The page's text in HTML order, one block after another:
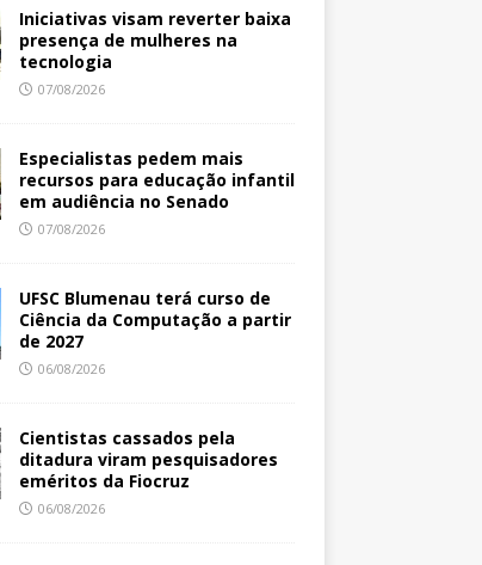
Iniciativas visam reverter baixa
presença de mulheres na
tecnologia
07/08/2026
Especialistas pedem mais
recursos para educação infantil
em audiência no Senado
07/08/2026
UFSC Blumenau terá curso de
Ciência da Computação a partir
de 2027
06/08/2026
Cientistas cassados pela
ditadura viram pesquisadores
eméritos da Fiocruz
06/08/2026